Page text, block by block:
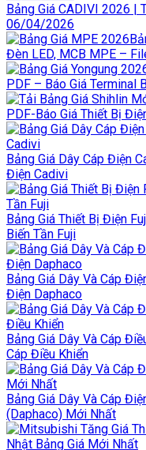
Bảng Giá CADIVI 2026 |
06/04/2026
Đèn LED, MCB MPE –
PDF – Báo Giá Terminal
PDF-Báo Giá Thiết Bị
Bảng Giá Dây Cáp Điện
Điện Cadivi
Bảng Giá Thiết Bị Điện
Biến Tần Fuji
Bảng Giá Dây Và Cáp
Điện Daphaco
Bảng Giá Dây Và Cáp
Cáp Điều Khiển
Bảng Giá Dây Và Cáp
(Daphaco) Mới Nhất